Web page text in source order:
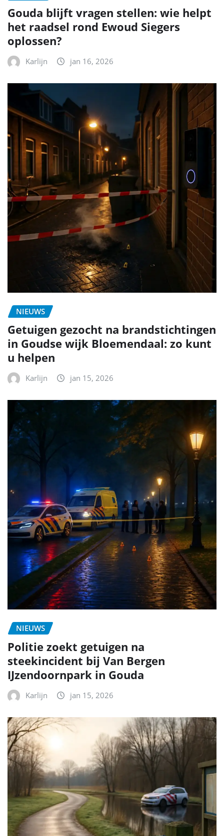
Gouda blijft vragen stellen: wie helpt
het raadsel rond Ewoud Siegers
oplossen?
Karlijn jan 16, 2026
NIEUWS
Getuigen gezocht na brandstichtingen
in Goudse wijk Bloemendaal: zo kunt
u helpen
Karlijn jan 15, 2026
NIEUWS
Politie zoekt getuigen na
steekincident bij Van Bergen
IJzendoornpark in Gouda
Karlijn jan 15, 2026